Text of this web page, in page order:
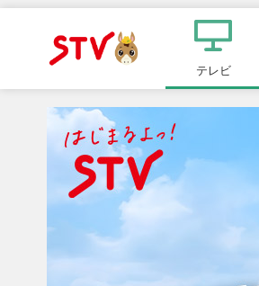
ＳＴＶ札
幌テレビ
ュ
ー
テレビ